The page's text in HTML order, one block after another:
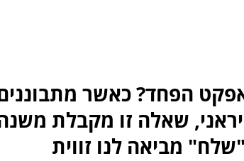
הפחד? כאשר
שאלה זו מקבלת
מביאה לנו זווית